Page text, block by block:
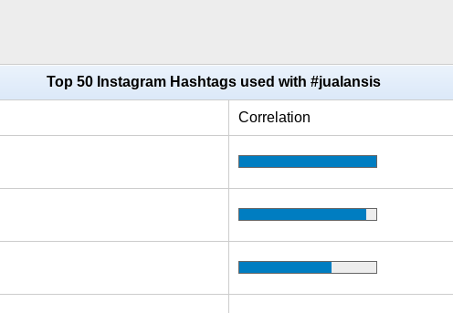
Top 50 Instagram Hashtags used with #jualansis
Correlation